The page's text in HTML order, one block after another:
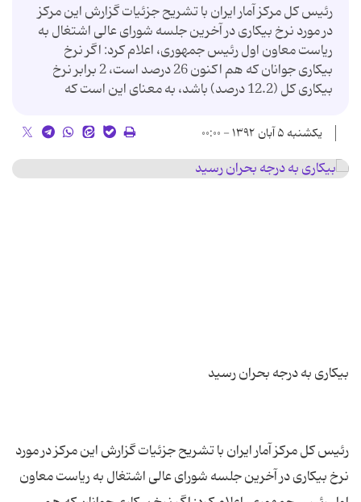
رئیس کل مرکز آمار ایران با تشریح جزئیات گزارش این مرکز
در مورد نرخ بیکاری در آخرین جلسه شورای عالی اشتغال به
ریاست معاون اول رئیس جمهوری، اعلام کرد: اگر نرخ
بیکاری جوانان که هم اکنون 26 درصد است، 2 برابر نرخ
بیکاری کل (12.2 درصد) باشد، به معنای این است که
یکشنبه ۵ آبان ۱۳۹۲ - ۰۰:۰۰
رئیس کل مرکز آمار ایران با تشریح جزئیات گزارش این مرکز در مورد
نرخ بیکاری در آخرین جلسه شورای عالی اشتغال به ریاست معاون